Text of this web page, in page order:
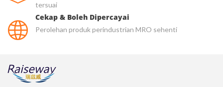
tersuai
Cekap & Boleh Dipercayai
Perolehan produk perindustrian MRO sehenti